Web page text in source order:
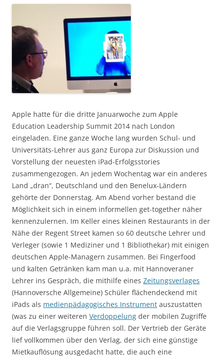
Apple hatte für die dritte Januarwoche zum Apple
Education Leadership Summit 2014 nach London
eingeladen. Eine ganze Woche lang wurden Schul- und
Universitäts-Lehrer aus ganz Europa zur Diskussion und
Vorstellung der neuesten iPad-Erfolgsstories
zusammengezogen. An jedem Wochentag war ein anderes
Land „dran“, Deutschland und den Benelux-Ländern
gehörte der Donnerstag. Am Abend vorher bestand die
Möglichkeit sich in einem informellen get-together näher
kennenzulernen. Im Keller eines kleinen Restaurants in der
Nähe der Regent Street kamen so 60 deutsche Lehrer und
Verleger (sowie 1 Mediziner und 1 Bibliothekar) mit einigen
deutschen Apple-Managern zusammen. Bei Fingerfood
und kalten Getränken kam man u.a. mit Hannoveraner
Lehrer ins Gespräch, die mithilfe eines Zeitungsverlages
(Hannoversche Allgemeine) Schüler flächendeckend mit
iPads als medienpädagogisches Instrument auszustatten
(was zu einer weiteren Verdoppelung der mobilen Zugriffe
auf die Verlagsgruppe führen soll. Der Vertrieb der Geräte
lief vollkommen über den Verlag, der sich eine günstige
Mietkauflösung ausgedacht hatte, die auch eine